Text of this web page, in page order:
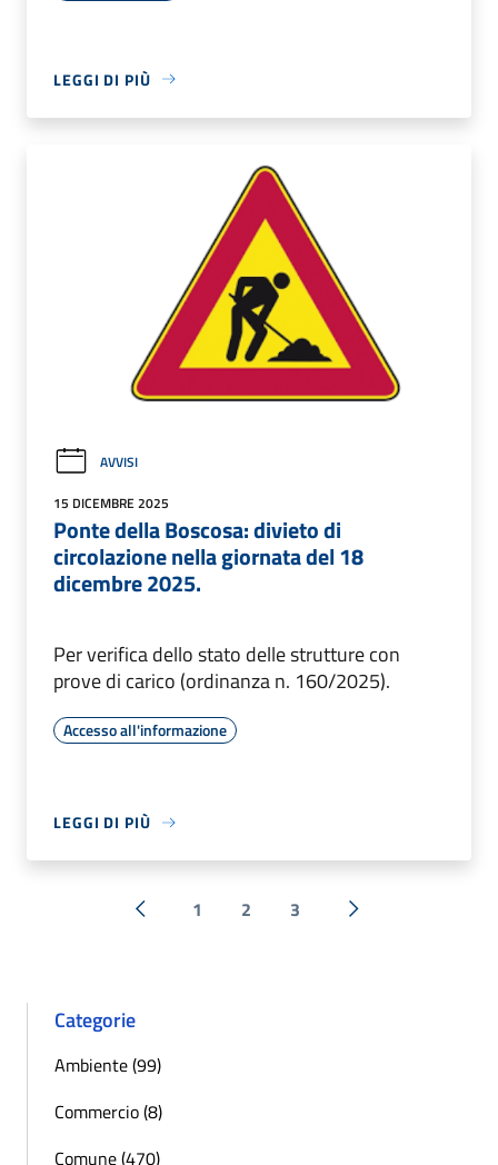
LEGGI DI PIÙ
AVVISI
15 DICEMBRE 2025
Ponte della Boscosa: divieto di
circolazione nella giornata del 18
dicembre 2025.
Per verifica dello stato delle strutture con
prove di carico (ordinanza n. 160/2025).
Accesso all'informazione
LEGGI DI PIÙ
« Precedente
1 2 3 Successiva »
Categorie
Ambiente (99)
Commercio (8)
Comune (470)